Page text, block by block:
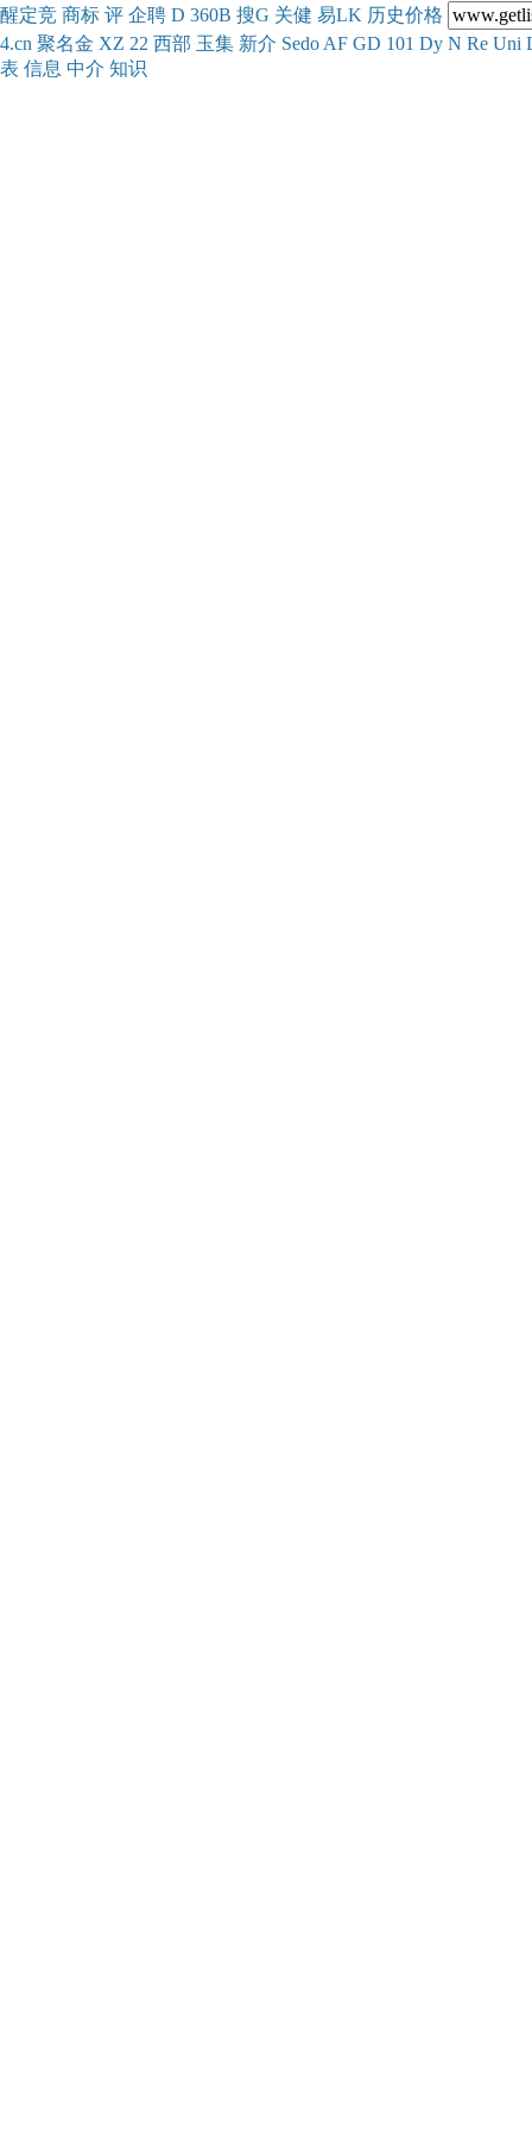
醒定竞 商标 评 企聘 D 360B 搜G 关健 易LK 历史价格
4.cn 聚名金 XZ 22 西部 玉集 新介 Sedo AF GD 101 Dy N Re Uni
表 信息 中介 知识